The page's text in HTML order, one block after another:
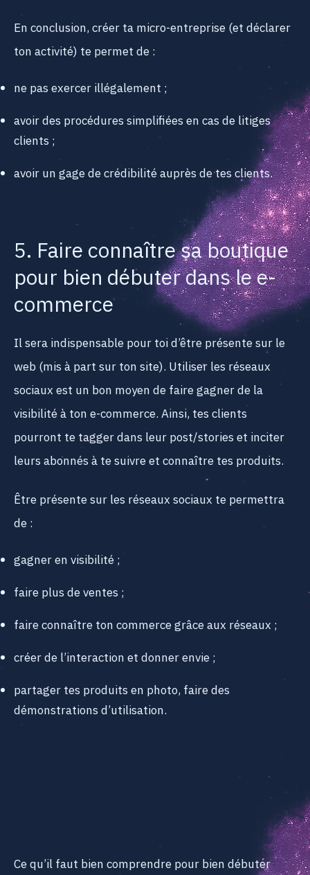
En conclusion, créer ta micro-entreprise (et déclarer
ton activité) te permet de :
ne pas exercer illégalement ;
avoir des procédures simplifiées en cas de litiges
clients ;
avoir un gage de crédibilité auprès de tes clients.
5. Faire connaître sa boutique
pour bien débuter dans le e-
commerce
Il sera indispensable pour toi d’être présente sur le
web (mis à part sur ton site). Utiliser les réseaux
sociaux est un bon moyen de faire gagner de la
visibilité à ton e-commerce. Ainsi, tes clients
pourront te tagger dans leur post/stories et inciter
leurs abonnés à te suivre et connaître tes produits.
Être présente sur les réseaux sociaux te permettra
de :
gagner en visibilité ;
faire plus de ventes ;
faire connaître ton commerce grâce aux réseaux ;
créer de l’interaction et donner envie ;
partager tes produits en photo, faire des
démonstrations d’utilisation.
Ce qu’il faut bien comprendre pour bien débuter